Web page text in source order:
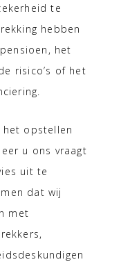
te
hebben
het
risico’s of het
het opstellen
u ons vraagt
uit te
dat wij
met